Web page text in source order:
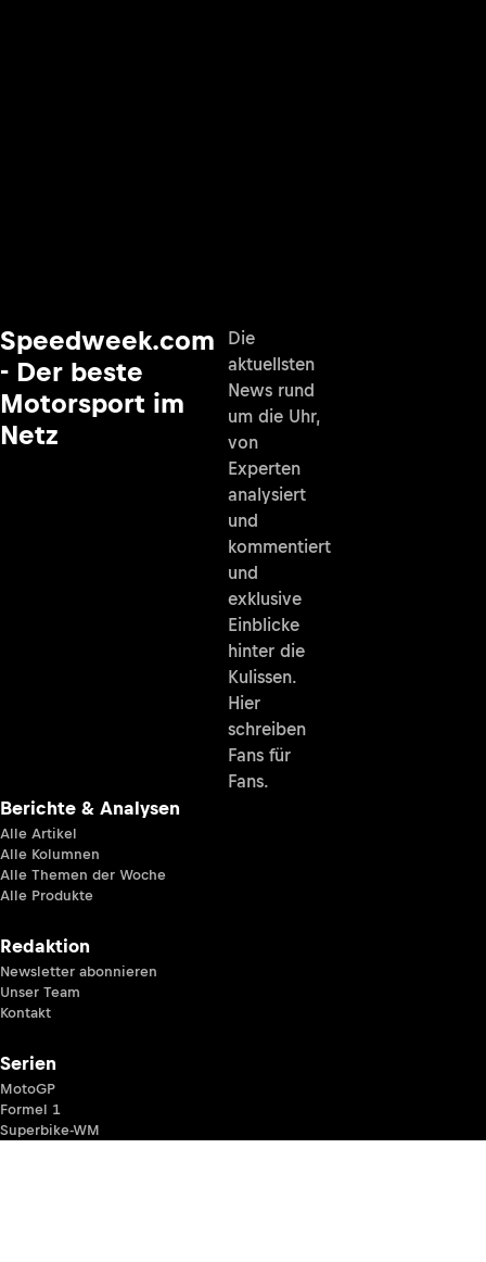
Speedweek.com
- Der beste
Motorsport im
Netz
Die
aktuellsten
News rund
um die Uhr,
von
Experten
analysiert
und
kommentiert
und
exklusive
Einblicke
hinter die
Kulissen.
Hier
schreiben
Fans für
Fans.
Berichte & Analysen
Alle Artikel
Alle Kolumnen
Alle Themen der Woche
Alle Produkte
Redaktion
Newsletter abonnieren
Unser Team
Kontakt
Serien
MotoGP
Formel 1
Superbike-WM